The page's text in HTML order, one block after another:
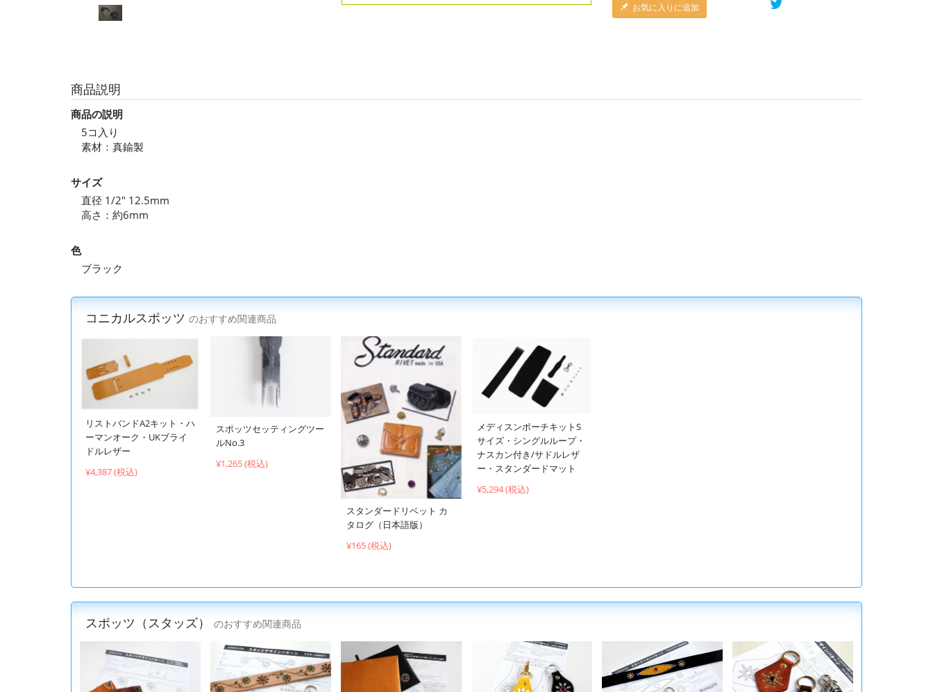
お気に入りに追加
商品説明
商品の説明
5コ入り
素材：真鍮製
サイズ
直径 1/2" 12.5mm
高さ：約6mm
色
ブラック
コニカルスポッツ のおすすめ関連商品
リストバンドA2キット・ハ
ーマンオーク・UKブライ
ドルレザー
¥4,387 (税込)
スポッツセッティングツー
ルNo.3
¥1,265 (税込)
スタンダードリベット カ
タログ（日本語版）
¥165 (税込)
メディスンポーチキットS
サイズ・シングルループ・
ナスカン付き/サドルレザ
ー・スタンダードマット
¥5,294 (税込)
スポッツ（スタッズ） のおすすめ関連商品